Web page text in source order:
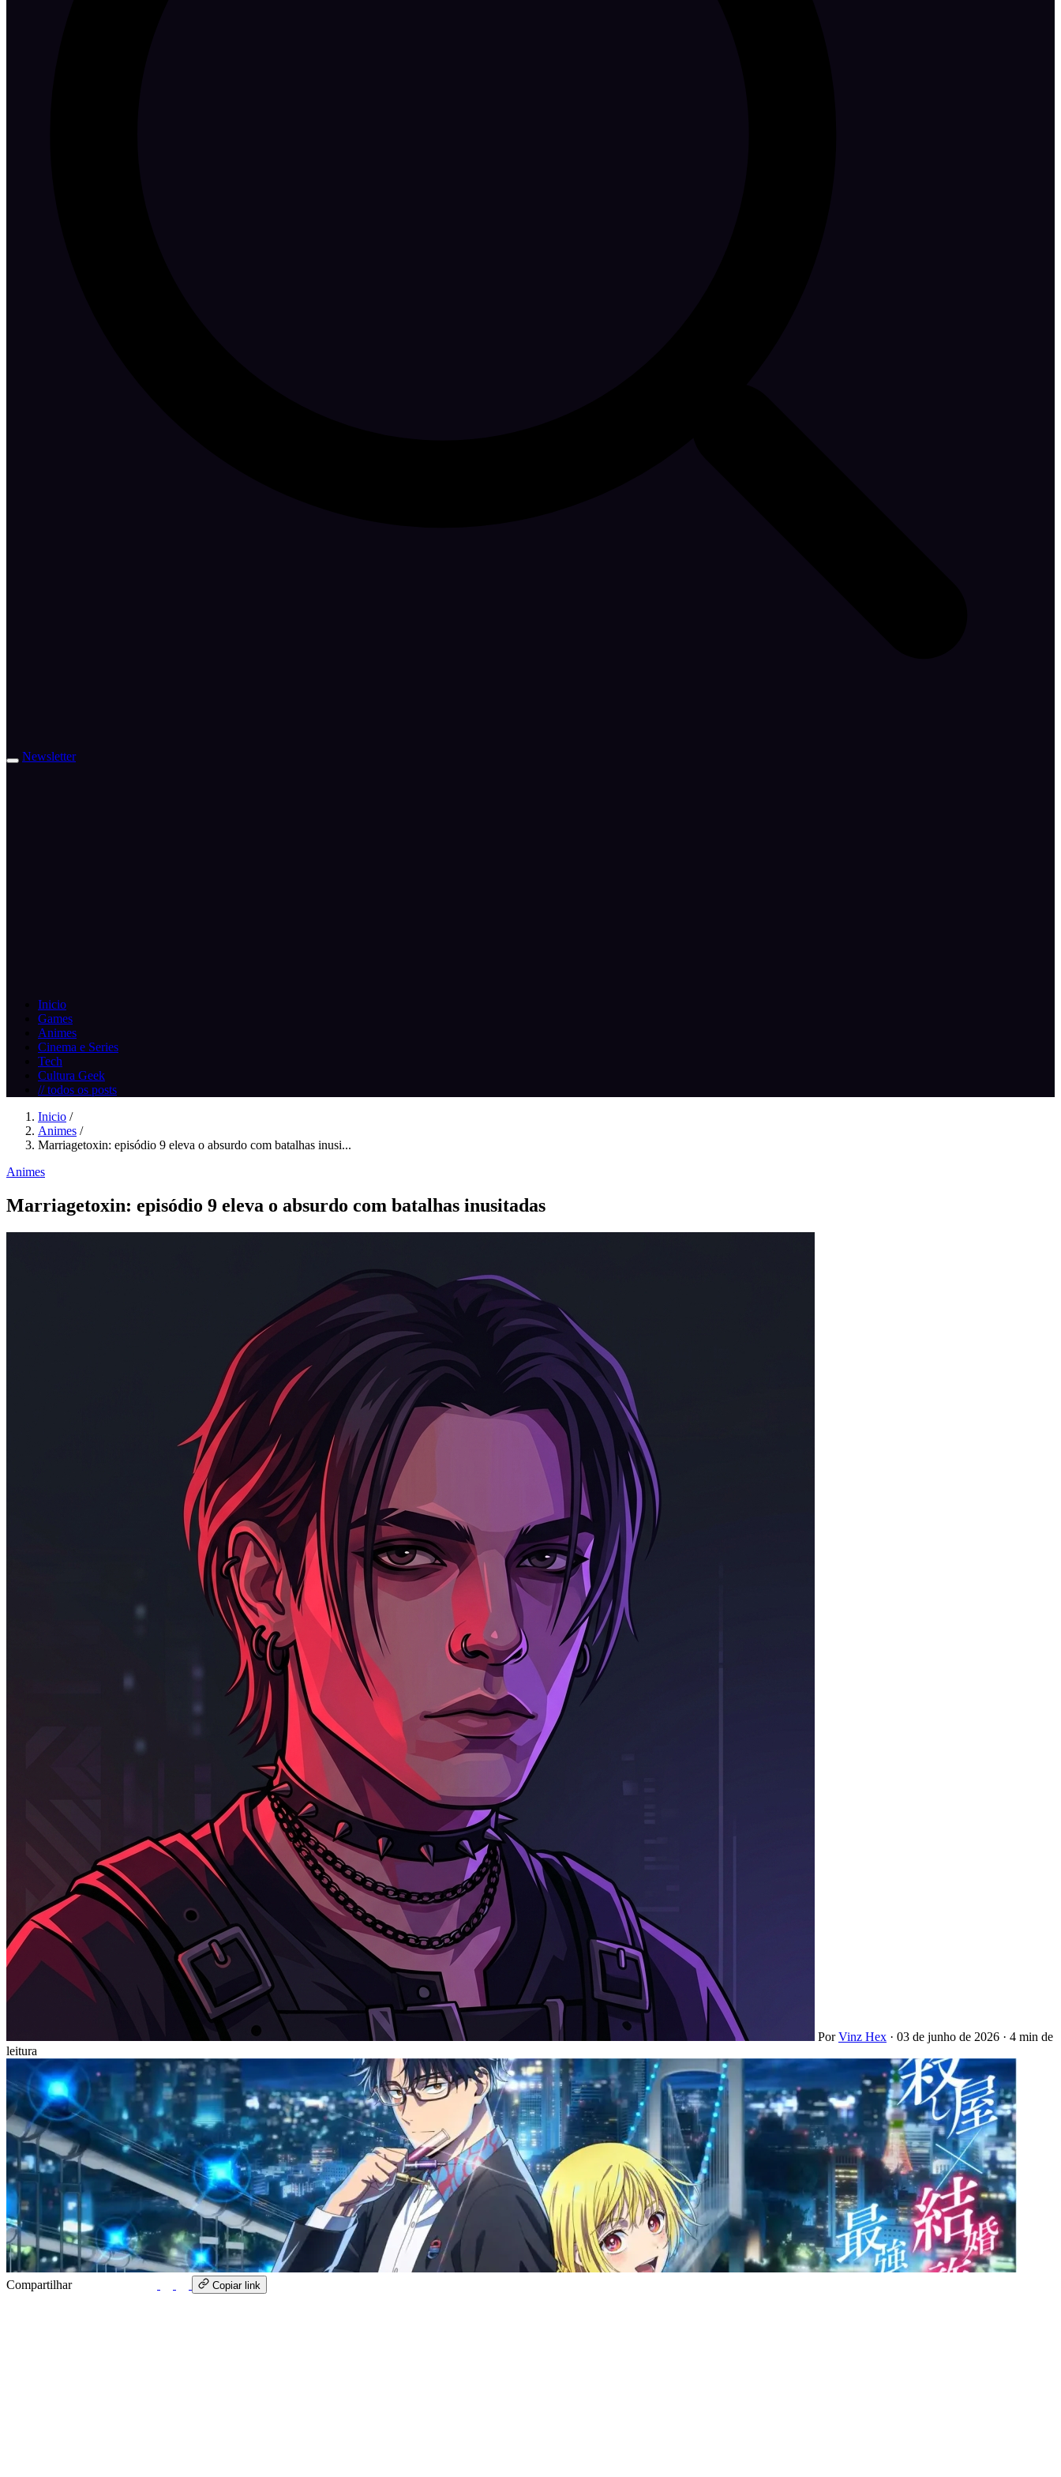
Newsletter
Inicio
Games
Animes
Cinema e Series
Tech
Cultura Geek
// todos os posts
Inicio /
Animes /
Marriagetoxin: episódio 9 eleva o absurdo com batalhas inusi...
Animes
Marriagetoxin: episódio 9 eleva o absurdo com batalhas inusitadas
PorVinz Hex · 03 de junho de 2026 · 4 min de
leitura
Compartilhar Copiar link